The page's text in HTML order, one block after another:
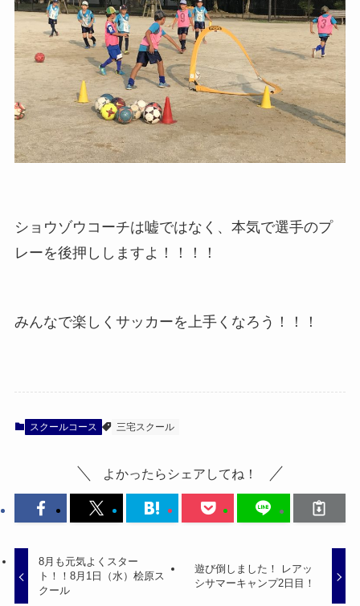
ショウゾウコーチは嘘ではなく、本気で選手のプ
レーを後押ししますよ！！！！
みんなで楽しくサッカーを上手くなろう！！！
スクールコース 三宅スクール
よかったらシェアしてね！
8月も元気よくスター
ト！！8月1日（水）桧原ス
クール
遊び倒しました！ レアッ
シサマーキャンプ2日目！